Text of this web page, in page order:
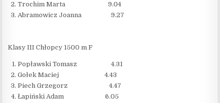
Trochim Marta 9.04
Abramowicz Joanna 9.27
Klasy III Chłopcy 1500 m F
Popławski Tomasz 4.31
Gołek Maciej 4.43
Piech Grzegorz 4.47
Łapiński Adam 6.05